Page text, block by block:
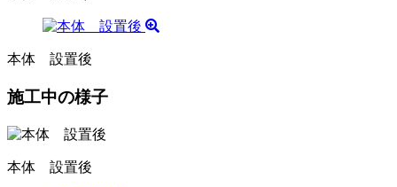
本体 設置後
施工中の様子
本体 設置後